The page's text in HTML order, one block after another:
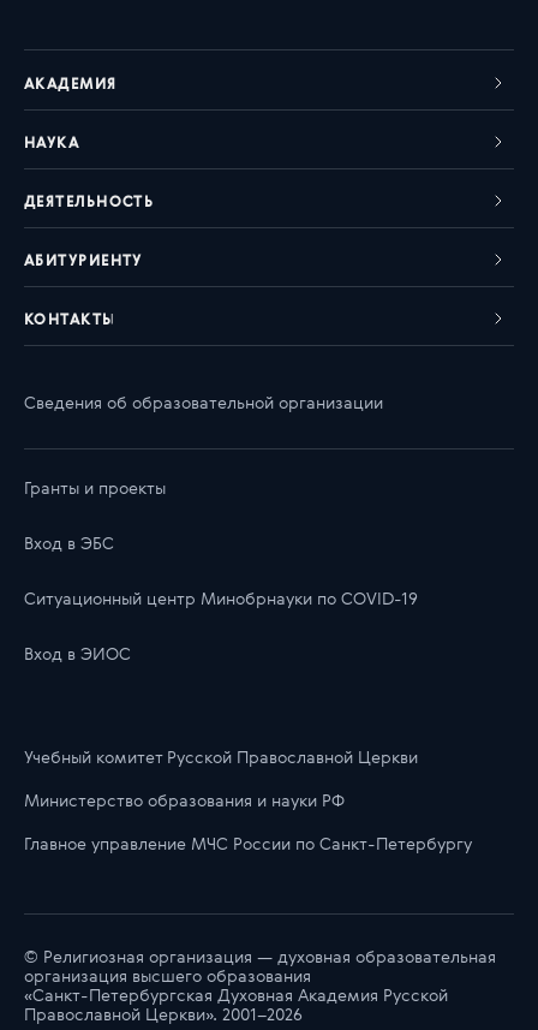
АКАДЕМИЯ
НАУКА
ДЕЯТЕЛЬНОСТЬ
АБИТУРИЕНТУ
КОНТАКТЫ
Сведения об образовательной организации
Гранты и проекты
Вход в ЭБС
Ситуационный центр Минобрнауки по COVID-19
Вход в ЭИОС
Учебный комитет Русской Православной Церкви
Министерство образования и науки РФ
Главноe управлениe МЧС России по Санкт-Петербургу
© Религиозная организация — духовная образовательная
организация высшего образования
«Санкт-Петербургская Духовная Академия Русской
Православной Церкви». 2001–2026